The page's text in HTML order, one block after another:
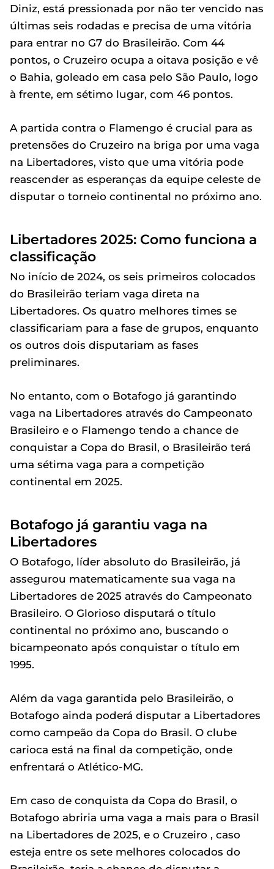
Diniz, está pressionada por não ter vencido nas
últimas seis rodadas e precisa de uma vitória
para entrar no G7 do Brasileirão. Com 44
pontos, o Cruzeiro ocupa a oitava posição e vê
o Bahia, goleado em casa pelo São Paulo, logo
à frente, em sétimo lugar, com 46 pontos.
A partida contra o Flamengo é crucial para as
pretensões do Cruzeiro na briga por uma vaga
na Libertadores, visto que uma vitória pode
reascender as esperanças da equipe celeste de
disputar o torneio continental no próximo ano.
Libertadores 2025: Como funciona a
classificação
No início de 2024, os seis primeiros colocados
do Brasileirão teriam vaga direta na
Libertadores. Os quatro melhores times se
classificariam para a fase de grupos, enquanto
os outros dois disputariam as fases
preliminares.
No entanto, com o Botafogo já garantindo
vaga na Libertadores através do Campeonato
Brasileiro e o Flamengo tendo a chance de
conquistar a Copa do Brasil, o Brasileirão terá
uma sétima vaga para a competição
continental em 2025.
Botafogo já garantiu vaga na
Libertadores
O Botafogo, líder absoluto do Brasileirão, já
assegurou matematicamente sua vaga na
Libertadores de 2025 através do Campeonato
Brasileiro. O Glorioso disputará o título
continental no próximo ano, buscando o
bicampeonato após conquistar o título em
1995.
Além da vaga garantida pelo Brasileirão, o
Botafogo ainda poderá disputar a Libertadores
como campeão da Copa do Brasil. O clube
carioca está na final da competição, onde
enfrentará o Atlético-MG.
Em caso de conquista da Copa do Brasil, o
Botafogo abriria uma vaga a mais para o Brasil
na Libertadores de 2025, e o Cruzeiro , caso
esteja entre os sete melhores colocados do